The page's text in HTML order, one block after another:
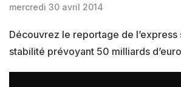
mercredi 30 avril 2014
Découvrez le reportage de l’express
stabilité prévoyant 50 milliards